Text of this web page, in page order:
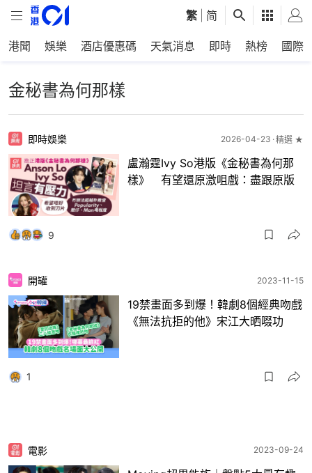
繁 简
港聞 娛樂 酒店優惠碼 天氣消息 即時 熱榜 國際
金秘書為何那樣
即時娛樂 2026-04-23 精選 ★
盧瀚霆Ivy So港版《金秘書為何那
樣》 有望還原激咀戲：盡跟原版
9
開罐 2023-11-15
19禁畫面多到爆！韓劇8個經典吻戲
《無法抗拒的他》宋江大晒啜功
1
電影 2023-09-24